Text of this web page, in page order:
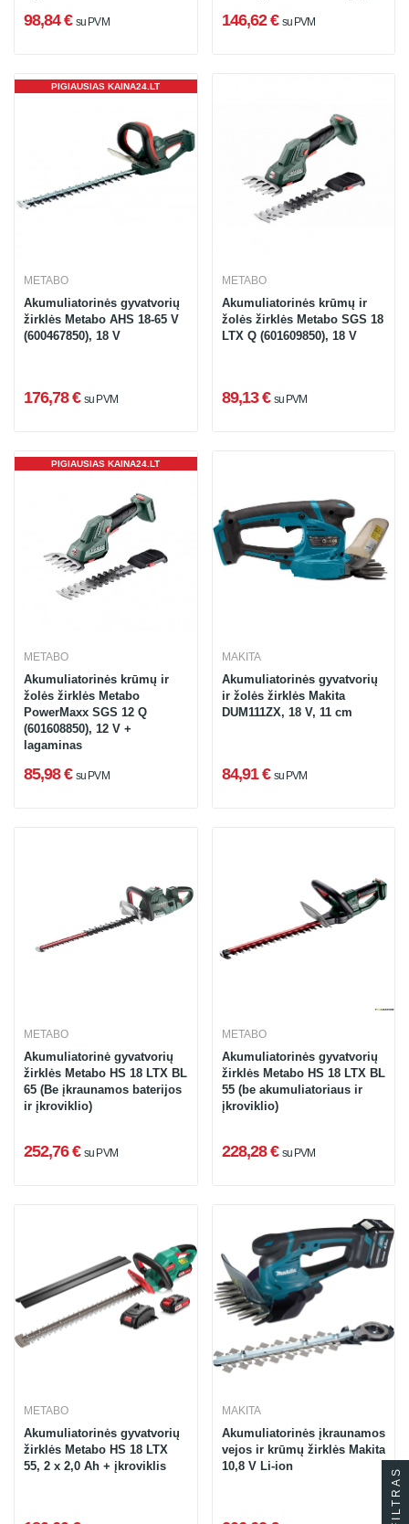
98,84 € su PVM 146,62 € su PVM
PIGIAUSIAS KAINA24.LT
METABO
Akumuliatorinės gyvatvorių
žirklės Metabo AHS 18-65 V
(600467850), 18 V
176,78 € su PVM
METABO
Akumuliatorinės krūmų ir
žolės žirklės Metabo SGS 18
LTX Q (601609850), 18 V
89,13 € su PVM
PIGIAUSIAS KAINA24.LT
METABO
Akumuliatorinės krūmų ir
žolės žirklės Metabo
PowerMaxx SGS 12 Q
(601608850), 12 V +
lagaminas
85,98 € su PVM
MAKITA
Akumuliatorinės gyvatvorių
ir žolės žirklės Makita
DUM111ZX, 18 V, 11 cm
84,91 € su PVM
METABO
Akumuliatorinė gyvatvorių
žirklės Metabo HS 18 LTX BL
65 (Be įkraunamos baterijos
ir įkroviklio)
252,76 € su PVM
METABO
Akumuliatorinės gyvatvorių
žirklės Metabo HS 18 LTX BL
55 (be akumuliatoriaus ir
įkroviklio)
228,28 € su PVM
METABO
Akumuliatorinės gyvatvorių
žirklės Metabo HS 18 LTX
55, 2 x 2,0 Ah + įkroviklis
MAKITA
Akumuliatorinės įkraunamos
vejos ir krūmų žirklės Makita
10,8 V Li-ion
FILTRAS